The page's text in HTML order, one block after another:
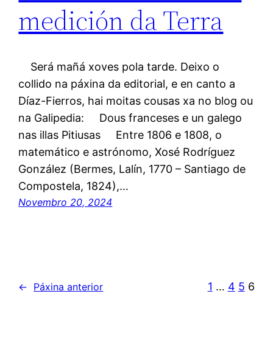
medición da Terra
Será mañá xoves pola tarde. Deixo o
collido na páxina da editorial, e en canto a
Díaz-Fierros, hai moitas cousas xa no blog ou
na Galipedia: Dous franceses e un galego
nas illas Pitiusas Entre 1806 e 1808, o
matemático e astrónomo, Xosé Rodríguez
González (Bermes, Lalín, 1770 – Santiago de
Compostela, 1824),…
Novembro 20, 2024
← Páxina anterior 1 … 4 5 6